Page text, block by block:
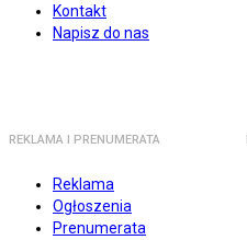
Kontakt
Napisz do nas
REKLAMA I PRENUMERATA
Reklama
Ogłoszenia
Prenumerata